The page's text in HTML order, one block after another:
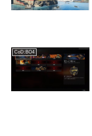
CoD:BO4